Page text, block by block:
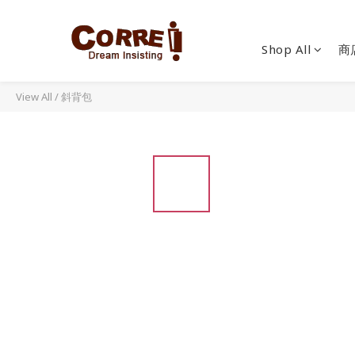
Shop All 商
View All /斜背包